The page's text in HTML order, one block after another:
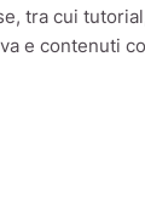
tra cui
e contenuti